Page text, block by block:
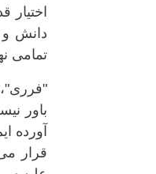
دانش و
تمامی
"فرری"،
باور
آورده
قرار